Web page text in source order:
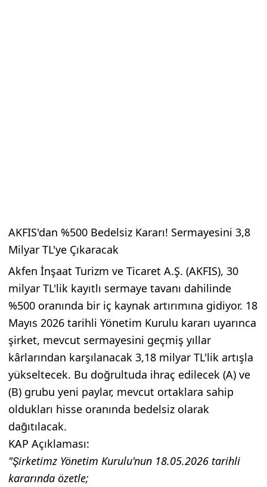
AKFIS'dan %500 Bedelsiz Kararı! Sermayesini 3,8
Milyar TL'ye Çıkaracak
Akfen İnşaat Turizm ve Ticaret A.Ş. (AKFIS), 30
milyar TL'lik kayıtlı sermaye tavanı dahilinde
%500 oranında bir iç kaynak artırımına gidiyor. 18
Mayıs 2026 tarihli Yönetim Kurulu kararı uyarınca
şirket, mevcut sermayesini geçmiş yıllar
kârlarından karşılanacak 3,18 milyar TL'lik artışla
yükseltecek. Bu doğrultuda ihraç edilecek (A) ve
(B) grubu yeni paylar, mevcut ortaklara sahip
oldukları hisse oranında bedelsiz olarak
dağıtılacak.
KAP Açıklaması:
"Şirketimz Yönetim Kurulu'nun 18.05.2026 tarihli
kararında özetle;